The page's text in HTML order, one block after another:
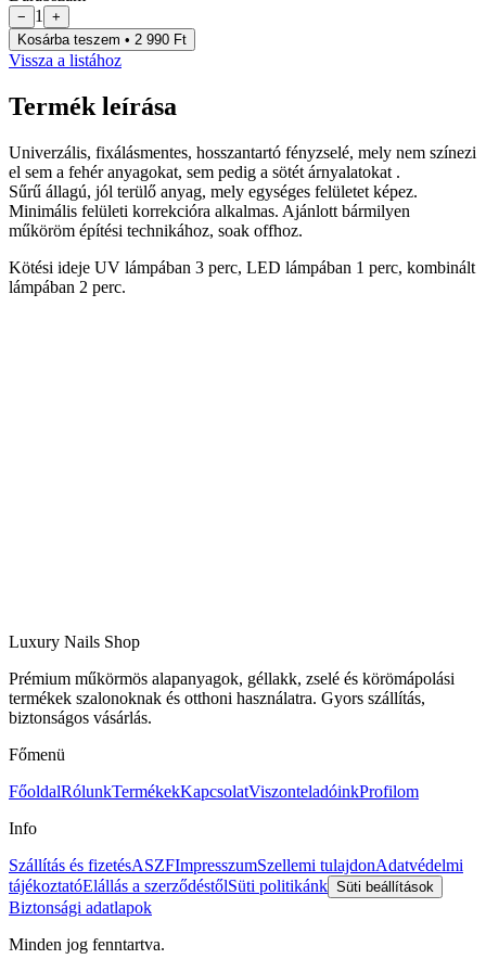
− 1
+
Kosárba teszem • 2 990 Ft
Vissza a listához
Termék leírása
Univerzális, fixálásmentes, hosszantartó fényzselé, mely nem színezi
el sem a fehér anyagokat, sem pedig a sötét árnyalatokat .
Sűrű állagú, jól terülő anyag, mely egységes felületet képez.
Minimális felületi korrekcióra alkalmas. Ajánlott bármilyen
műköröm építési technikához, soak offhoz.
Kötési ideje UV lámpában 3 perc, LED lámpában 1 perc, kombinált
lámpában 2 perc.
Luxury Nails Shop
Prémium műkörmös alapanyagok, géllakk, zselé és körömápolási
termékek szalonoknak és otthoni használatra. Gyors szállítás,
biztonságos vásárlás.
Főmenü
FőoldalRólunkTermékekKapcsolatViszonteladóinkProfilom
Info
Szállítás és fizetésASZFImpresszumSzellemi tulajdonAdatvédelmi
tájékoztatóElállás a szerződéstőlSüti politikánk Süti beállítások
Biztonsági adatlapok
Minden jog fenntartva.